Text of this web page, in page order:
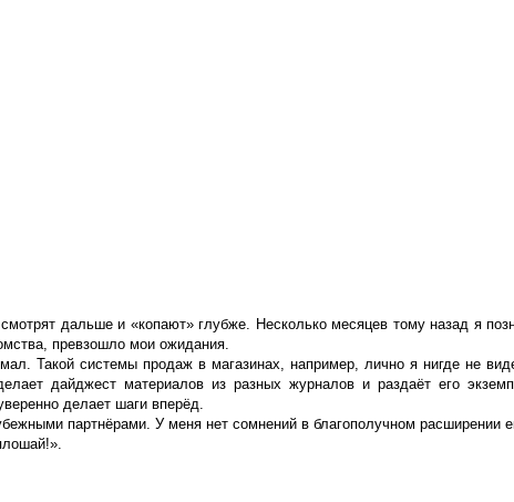
дальше и «копают» глубже. Несколько месяцев тому назад я
превзошло мои ожидания.
Такой системы продаж в магазинах, например, лично я нигде не
дайджест материалов из разных журналов и раздаёт его
делает шаги вперёд.
партнёрами. У меня нет сомнений в благополучном расширении